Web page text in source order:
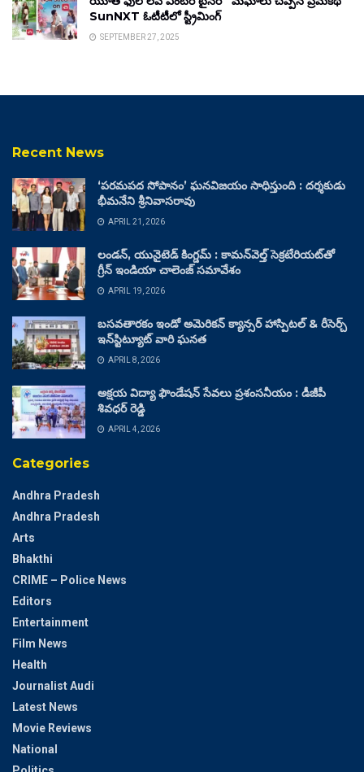
SunNXT ఓటీటీలో స్ట్రీమింగ్
SEPTEMBER 27, 2025
Recent News
‘పరమపద సోపానం’ ఘనవిజయం సాధిస్తుంది : దర్శకుడు
భీమనేని శ్రీనివాసరావు
APRIL 21, 2026
లండన్, యునైటెడ్ కింగ్డమ్ : కామన్‌వెల్త్ సెక్రటేరియట్‌తో
గ్రీన్ ఇండియా చాలెంజ్ సమావేశం
APRIL 19, 2026
బసవతారకం ఇండో అమెరికన్ క్యాన్సర్ హాస్పిటల్ & రీసెర్చ్
ఇన్‌స్టిట్యూట్ వారి ఘనత
APRIL 8, 2026
అక్షయ విద్యా ఫౌండేషన్ సేవలు ప్రశంసనీయం : డీజీపీ
శివధర్ రెడ్డి
APRIL 4, 2026
Categories
Andhra Pradesh
Andhra Pradesh
Arts
Bhakthi
CRIME – Police News
Editors
Entertainment
Film News
Health
Journalist Audi
Latest News
Movie Reviews
National